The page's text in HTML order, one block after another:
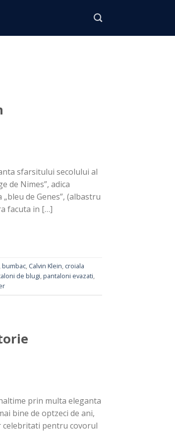
sfarsitului secolului al
de Nimes”, adica
de Genes”, (albastru
facuta in […]
bumbac, Calvin Klein, croiala
de blugi,pantaloni evazati,
prin multa eleganta
bine de optzeci de ani,
celebritati pentru covorul